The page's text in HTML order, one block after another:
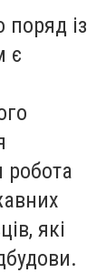
із
є
робота
які